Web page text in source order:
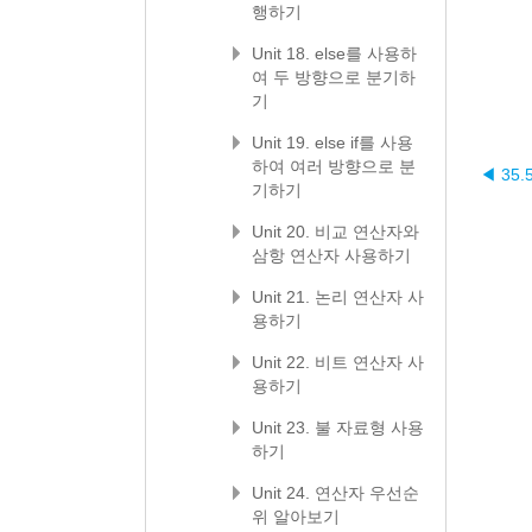
◀
행하기
Unit 18. else를 사용하
여 두 방향으로 분기하
기
Unit 19. else if를 사용
하여 여러 방향으로 분
기하기
Unit 20. 비교 연산자와
삼항 연산자 사용하기
Unit 21. 논리 연산자 사
용하기
Unit 22. 비트 연산자 사
용하기
Unit 23. 불 자료형 사용
하기
Unit 24. 연산자 우선순
위 알아보기